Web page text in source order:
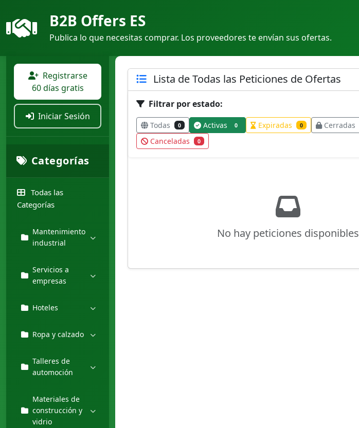
B2B Offers ES
Publica lo que necesitas comprar. Los proveedores te envían sus ofertas.
Registrarse
60 días gratis
Iniciar Sesión
Categorías
Todas las
Categorías
Mantenimiento
industrial
Servicios a
empresas
Hoteles
Ropa y calzado
Talleres de
automoción
Materiales de
construcción y
vidrio
Lista de Todas las Peticiones de Ofertas
Filtrar por estado:
Todas 0 Activas 0 Expiradas 0 Cerradas
Canceladas 0
No hay peticiones disponibles